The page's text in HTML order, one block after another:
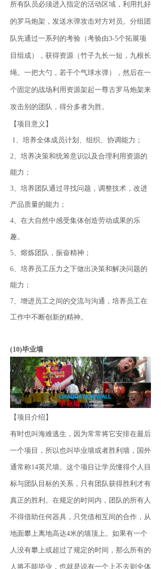
所有队员必须进入指定的活动区域，利用扎好
的罗马炮架，发送水弹攻击对方对员。分组团
队先通过一系列的考验（考验由3-5个拓展项
目组成），获得资源（竹子九长一短，九根长
绳。一把大勺，若干个气球水弹），然后在一
个固定的战场利用资源架起一尊古罗马炮架来
攻击别的团队，得分多者为胜。
【项目意义】
1、培养全体成员计划、组织、协调能力；
2、培养决策和统筹意识以及合理利用资源的
能力；
3、培养团队通过寻找问题，调整技术，改进
产品质量的能力；
4、在大自然中感受集体创造劳动成果的乐
趣。
5、熔炼团队，振奋精神；
6、培养员工压力之下做出决策和解决问题的
能力；
7、增进员工之间的交流与沟通，培养员工在
工作中不断创新的精神。
(10)毕业墙
【项目介绍】
有时也叫海难逃生，因为常常将它安排在最后
一个项目，所以也叫毕业墙或者胜利墙，国外
通常称14英尺墙。这个项目让学员懂得个人目
标与团队目标的关系，只有团队获得胜利才有
真正的胜利。在规定的时间内，团队的所有人
不得借助任何器具，只凭借相互间的合作，从
地面攀上离地高达4米的墙顶上。如果有一个
人没有攀上或超过了规定的时间，那么所有的
人将不能毕业，也就是说有一个上不去则全体